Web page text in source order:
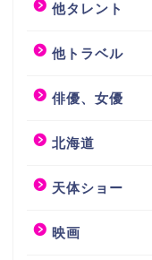
他タレント
他トラベル
俳優、女優
北海道
天体ショー
映画